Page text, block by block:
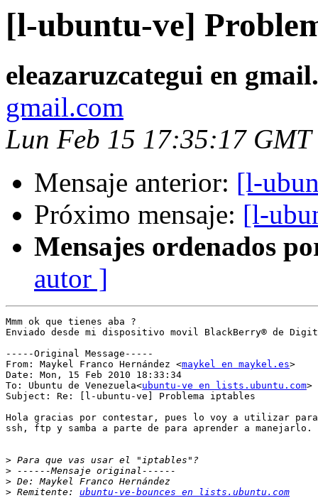
[l-ubuntu-ve]
eleazaruzcategui en
gmail.com
Lun Feb 15 17:35:17 GMT
Mensaje anterior: [l-
Próximo mensaje: [l-
Mensajes ordenados
autor ]
Mmm ok que tienes aba ?
Enviado desde mi dispositivo movil BlackBerry® de
-----Original Message-----
From: Maykel Franco Hernández <maykel en maykel.es>
Date: Mon, 15 Feb 2010 18:33:34
To: Ubuntu de Venezuela<ubuntu-ve en lists.ubuntu.com>
Subject: Re: [l-ubuntu-ve] Problema iptables
Hola gracias por contestar, pues lo voy a utilizar
ssh, ftp y samba a parte de para aprender a manejarlo.
>
>
>
> Remitente: ubuntu-ve-bounces en lists.ubuntu.com